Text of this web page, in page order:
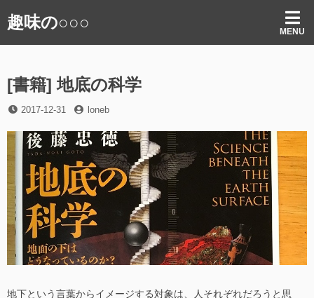
ン
キ
ッ
趣味の○○○ MENU
[書籍] 地底の科学
投
日
2017-12-31
投
者
loneb
地下という言葉からイメージする対象は、人それぞれだろうと思